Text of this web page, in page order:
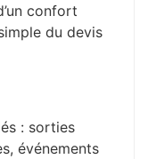
confort
du devis
: sorties
événements